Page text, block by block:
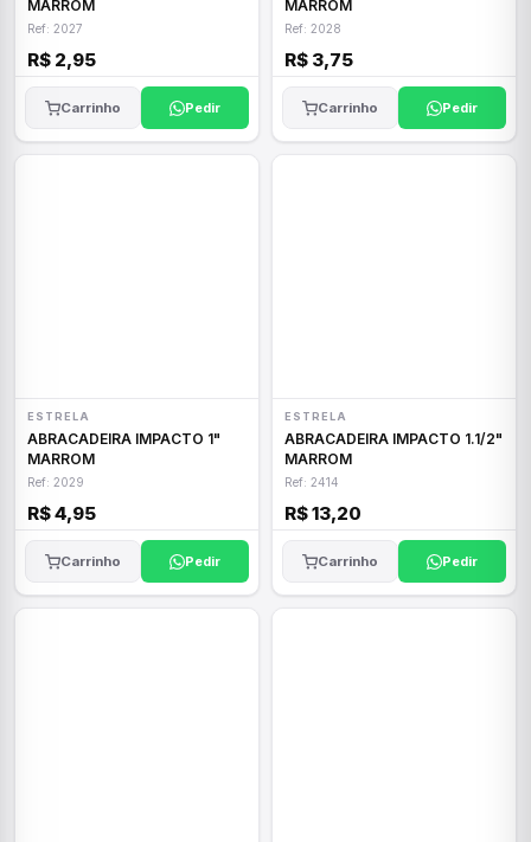
MARROM
Ref: 2027
R$ 2,95
Carrinho Pedir
MARROM
Ref: 2028
R$ 3,75
Carrinho Pedir
ESTRELA
ABRACADEIRA IMPACTO 1"
MARROM
Ref: 2029
R$ 4,95
Carrinho Pedir
ESTRELA
ABRACADEIRA IMPACTO 1.1/2"
MARROM
Ref: 2414
R$ 13,20
Carrinho Pedir